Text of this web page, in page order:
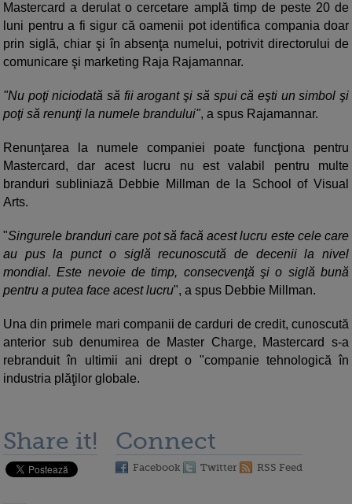
Mastercard a derulat o cercetare amplă timp de peste 20 de
luni pentru a fi sigur că oamenii pot identifica compania doar
prin siglă, chiar şi în absenţa numelui, potrivit directorului de
comunicare şi marketing Raja Rajamannar.
"Nu poţi niciodată să fii arogant şi să spui că eşti un simbol şi
poţi să renunţi la numele brandului", a spus Rajamannar.
Renunţarea la numele companiei poate funcţiona pentru
Mastercard, dar acest lucru nu est valabil pentru multe
branduri subliniază Debbie Millman de la School of Visual
Arts.
"Singurele branduri care pot să facă acest lucru este cele care
au pus la punct o siglă recunoscută de decenii la nivel
mondial. Este nevoie de timp, consecvenţă şi o siglă bună
pentru a putea face acest lucru", a spus Debbie Millman.
Una din primele mari companii de carduri de credit, cunoscută
anterior sub denumirea de Master Charge, Mastercard s-a
rebranduit în ultimii ani drept o "companie tehnologică în
industria plăţilor globale.
Share it! Connect
Facebook Twitter RSS Feed